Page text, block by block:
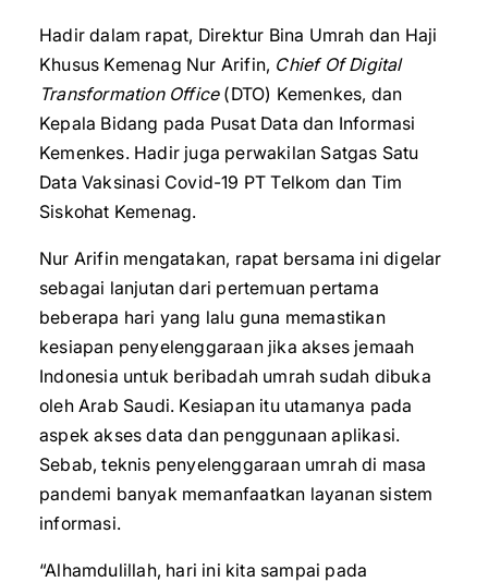
Hadir dalam rapat, Direktur Bina Umrah dan Haji
Khusus Kemenag Nur Arifin, Chief Of Digital
Transformation Office(DTO) Kemenkes, dan
Kepala Bidang pada Pusat Data dan Informasi
Kemenkes. Hadir juga perwakilan Satgas Satu
Data Vaksinasi Covid-19 PT Telkom dan Tim
Siskohat Kemenag.
Nur Arifin mengatakan, rapat bersama ini digelar
sebagai lanjutan dari pertemuan pertama
beberapa hari yang lalu guna memastikan
kesiapan penyelenggaraan jika akses jemaah
Indonesia untuk beribadah umrah sudah dibuka
oleh Arab Saudi. Kesiapan itu utamanya pada
aspek akses data dan penggunaan aplikasi.
Sebab, teknis penyelenggaraan umrah di masa
pandemi banyak memanfaatkan layanan sistem
informasi.
“Alhamdulillah, hari ini kita sampai pada